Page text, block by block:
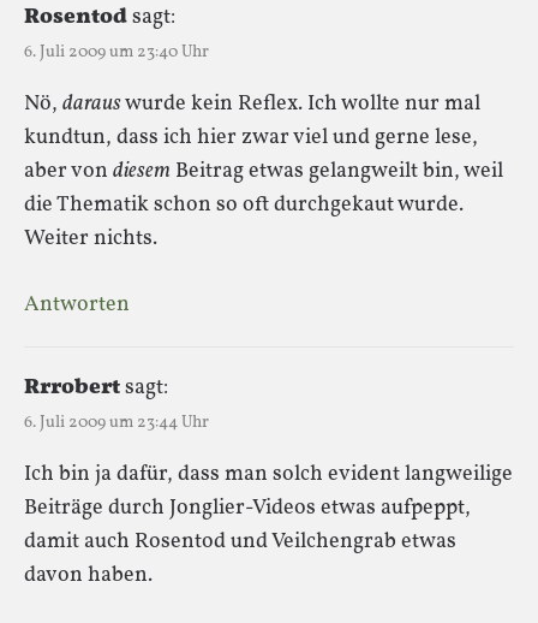
Rosentodsagt:
6. Juli 2009 um 23:40 Uhr
Nö, darauswurde kein Reflex. Ich wollte nur mal
kundtun, dass ich hier zwar viel und gerne lese,
aber von diesem Beitrag etwas gelangweilt bin, weil
die Thematik schon so oft durchgekaut wurde.
Weiter nichts.
Antworten
Rrrobertsagt:
6. Juli 2009 um 23:44 Uhr
Ich bin ja dafür, dass man solch evident langweilige
Beiträge durch Jonglier-Videos etwas aufpeppt,
damit auch Rosentod und Veilchengrab etwas
davon haben.